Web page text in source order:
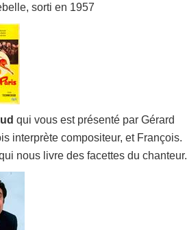
sorti en 1957
qui vous est présenté par Gérard
interprète compositeur, et François.
nous livre des facettes du chanteur.